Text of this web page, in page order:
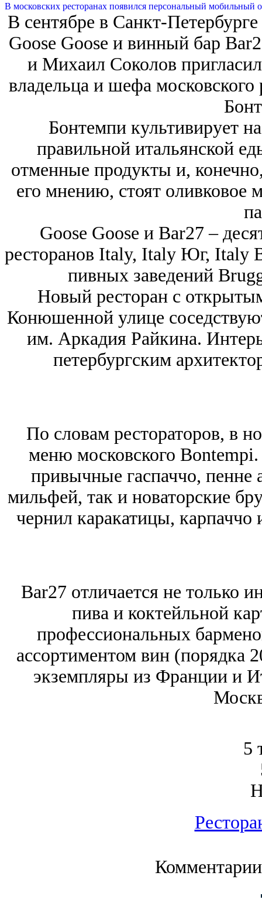
В московских ресторанах появился персональный мобильный
В сентябре в Санкт-
Goose Goose и винный бар
и Михаил Соколов
владельца и шефа
Бонтемпи культивирует
правильной итальянской
отменные продукты и,
его мнению, стоят оливковое
Goose Goose и Bar27 –
ресторанов Italy, Italy Юг, Italy
пивных заведений
Новый ресторан с
Конюшенной улице
им. Аркадия Райкина.
петербургским
По словам рестораторов, в
меню московского Bontempi.
привычные гаспаччо, пенне
мильфей, так и новаторские
чернил каракатицы,
Bar27 отличается не только
пива и коктейльной
профессиональных
ассортиментом вин (порядка
экземпляры из Франции и
5